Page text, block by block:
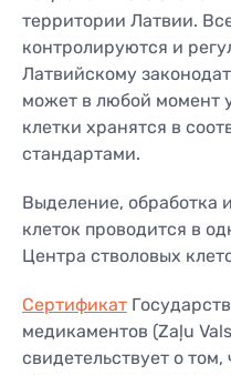
территории Латвии.
контролируются и
Латвийскому
может в любой момент
клетки хранятся в
стандартами.
Выделение, обработка
клеток проводится в
Центра стволовых
Сертификат
медикаментов (Zaļu
свидетельствует о